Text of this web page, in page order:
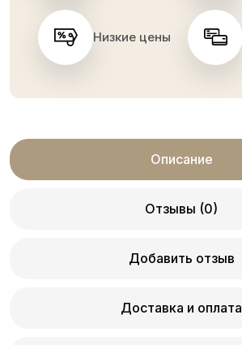
Низкие цены
Описание
Отзывы (0)
Добавить отзыв
Доставка и оплата